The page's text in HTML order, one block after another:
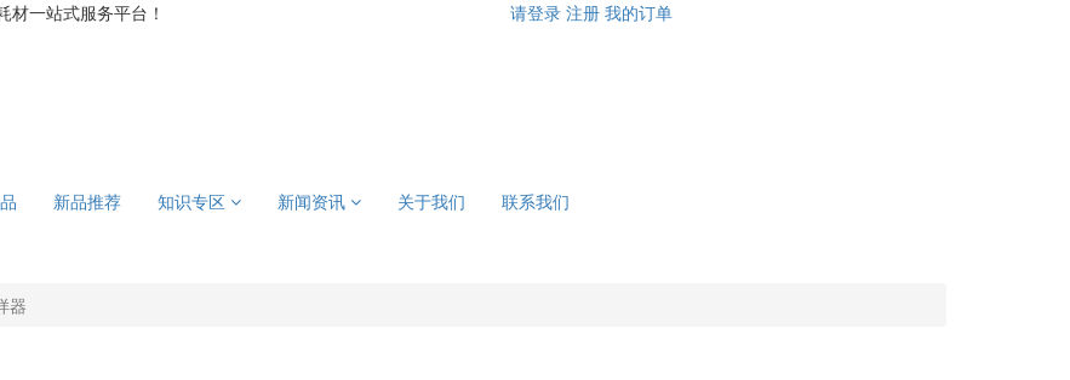
一站式服务平台！
请登录 注册 我的订单
新品推荐 知识专区 新闻资讯 关于我们 联系我们
器